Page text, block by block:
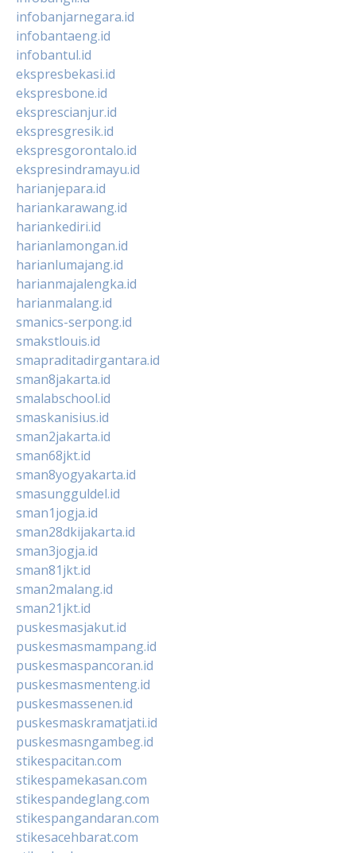
infobanjarnegara.id
infobantaeng.id
infobantul.id
ekspresbekasi.id
ekspresbone.id
eksprescianjur.id
ekspresgresik.id
ekspresgorontalo.id
ekspresindramayu.id
harianjepara.id
hariankarawang.id
hariankediri.id
harianlamongan.id
harianlumajang.id
harianmajalengka.id
harianmalang.id
smanics-serpong.id
smakstlouis.id
smapraditadirgantara.id
sman8jakarta.id
smalabschool.id
smaskanisius.id
sman2jakarta.id
sman68jkt.id
sman8yogyakarta.id
smasungguldel.id
sman1jogja.id
sman28dkijakarta.id
sman3jogja.id
sman81jkt.id
sman2malang.id
sman21jkt.id
puskesmasjakut.id
puskesmasmampang.id
puskesmaspancoran.id
puskesmasmenteng.id
puskesmassenen.id
puskesmaskramatjati.id
puskesmasngambeg.id
stikespacitan.com
stikespamekasan.com
stikespandeglang.com
stikespangandaran.com
stikesacehbarat.com